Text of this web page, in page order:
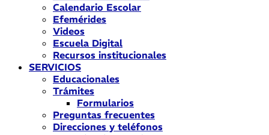
Calendario Escolar
Efemérides
Videos
Escuela Digital
Recursos institucionales
SERVICIOS
Educacionales
Trámites
Formularios
Preguntas frecuentes
Direcciones y teléfonos